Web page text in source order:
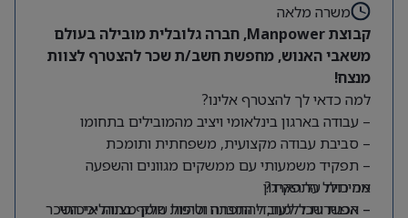
משרה מלאה
קבוצת Manpower, חברה גלובלית מובילה בעולם
משאבי האנוש, מחפשת חשב/ת שכר להצטרף לצוות
מנצח!
למה כדאי לך להצטרף אלינו?
– עבודה בארגון בינלאומי ויציב מהמובילים בתחומו
– סביבת עבודה מקצועית, משפחתית ותומכת
– תפקיד משמעותי עם ממשקים מגוונים והשפעה
אמיתית על הארגון
– אפשרות ללמוד, להתפתח ולהיות חלק מצוות איכותי
מה כולל התפקיד?
– הכנת שכר לעובדי החברה וטיפול שוטף בתהליכי השכר